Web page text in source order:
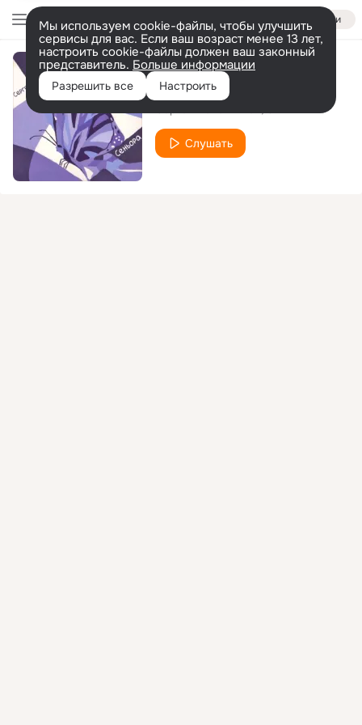
Войти
Мы используем cookie-файлы, чтобы улучшить
сервисы для вас. Если ваш возраст менее 13 лет,
настроить cookie-файлы должен ваш законный
представитель. Больше информации
Разрешить все Настроить
Одинокое дитя
Слушать